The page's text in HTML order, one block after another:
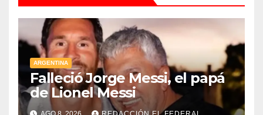
ARGENTINA
Falleció Jorge Messi, el papá
de Lionel Messi